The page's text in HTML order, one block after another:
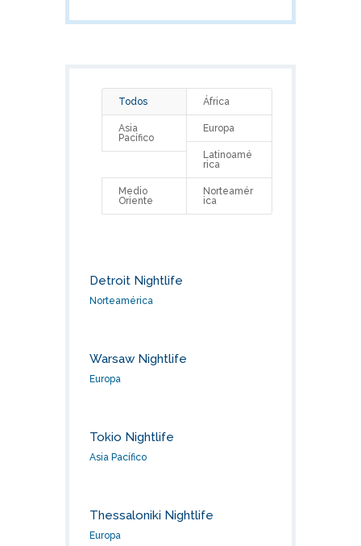
Todos África
Asia
Pacífico
Europa
Latinoamé
rica
Medio
Oriente
Norteamér
ica
Detroit Nightlife
Norteamérica
Warsaw Nightlife
Europa
Tokio Nightlife
Asia Pacífico
Thessaloniki Nightlife
Europa